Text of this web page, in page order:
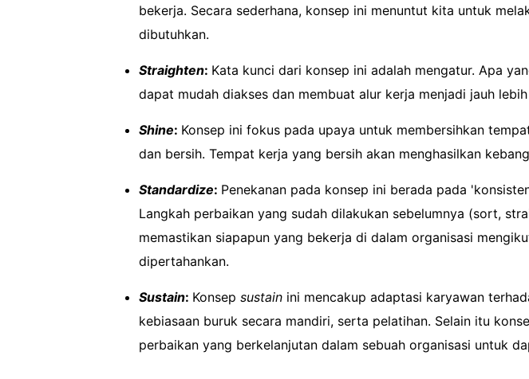
bekerja. Secara sederhana, konsep ini menuntut kita untuk
dibutuhkan.
Straighten: Kata kunci dari konsep ini adalah mengatur. Apa
dapat mudah diakses dan membuat alur kerja menjadi jauh
Shine: Konsep ini fokus pada upaya untuk membersihkan
dan bersih. Tempat kerja yang bersih akan menghasilkan
Standardize: Penekanan pada konsep ini berada pada
Langkah perbaikan yang sudah dilakukan sebelumnya (sort,
memastikan siapapun yang bekerja di dalam organisasi
dipertahankan.
Sustain: Konsep sustain ini mencakup adaptasi karyawan
kebiasaan buruk secara mandiri, serta pelatihan. Selain itu
perbaikan yang berkelanjutan dalam sebuah organisasi untuk